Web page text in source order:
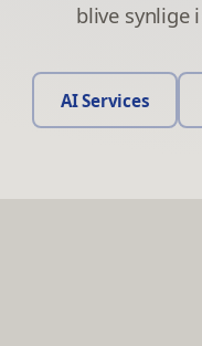
blive synlige
AI Services